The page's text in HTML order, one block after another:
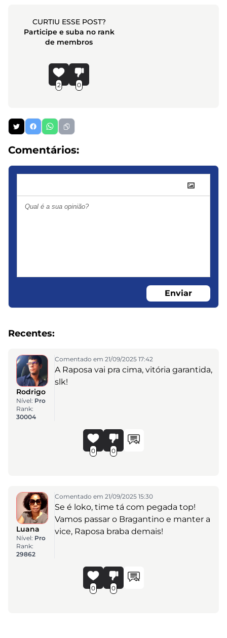
CURTIU ESSE POST?
Participe e suba no rank
de membros
2 0
Comentários:
Enviar
Recentes:
Rodrigo
Nível: Pro
Rank:
30004
Comentado em 21/09/2025 17:42
A Raposa vai pra cima, vitória garantida,
slk!
0 0
Luana
Nível: Pro
Rank:
29862
Comentado em 21/09/2025 15:30
Se é loko, time tá com pegada top!
Vamos passar o Bragantino e manter a
vice, Raposa braba demais!
0 0